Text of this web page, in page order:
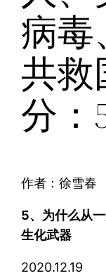
病毒
共救
分：
作者：徐雪春
5、为什么从
生化武器
2020.12.19